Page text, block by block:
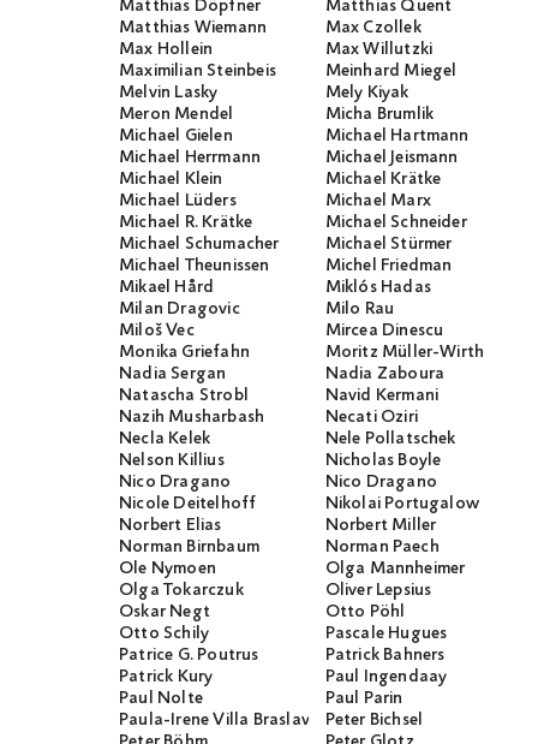
Matthias Döpfner
Matthias Quent
Matthias Wiemann
Max Czollek
Max Hollein
Max Willutzki
Maximilian Steinbeis
Meinhard Miegel
Melvin Lasky
Mely Kiyak
Meron Mendel
Micha Brumlik
Michael Gielen
Michael Hartmann
Michael Herrmann
Michael Jeismann
Michael Klein
Michael Krätke
Michael Lüders
Michael Marx
Michael R. Krätke
Michael Schneider
Michael Schumacher
Michael Stürmer
Michael Theunissen
Michel Friedman
Mikael Hård
Miklós Hadas
Milan Dragovic
Milo Rau
Miloš Vec
Mircea Dinescu
Monika Griefahn
Moritz Müller-Wirth
Nadia Sergan
Nadia Zaboura
Natascha Strobl
Navid Kermani
Nazih Musharbash
Necati Öziri
Necla Kelek
Nele Pollatschek
Nelson Killius
Nicholas Boyle
Nico Dragano
Nico Dragano
Nicole Deitelhoff
Nikolai Portugalow
Norbert Elias
Norbert Miller
Norman Birnbaum
Norman Paech
Ole Nymoen
Olga Mannheimer
Olga Tokarczuk
Oliver Lepsius
Oskar Negt
Otto Pöhl
Otto Schily
Pascale Hugues
Patrice G. Poutrus
Patrick Bahners
Patrick Kury
Paul Ingendaay
Paul Nolte
Paul Parin
Paula-Irene Villa BraslavskyPeter Bichsel